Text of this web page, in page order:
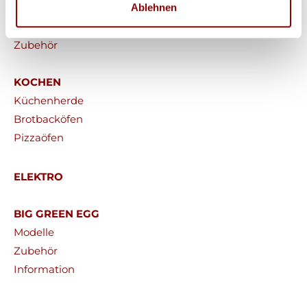
Ablehnen
Saunaöfen
Zubehör
KOCHEN
Küchenherde
Brotbacköfen
Pizzaöfen
ELEKTRO
BIG GREEN EGG
Modelle
Zubehör
Information